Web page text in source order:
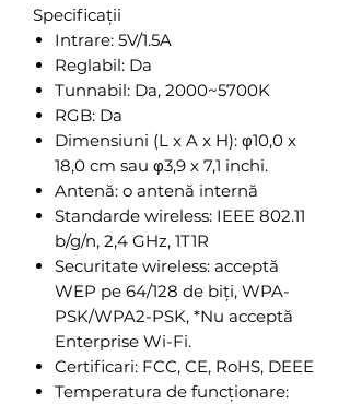
Specificații
Intrare: 5V/1.5A
Reglabil: Da
Tunnabil: Da, 2000~5700K
RGB: Da
Dimensiuni (L x A x H): φ10,0 x
18,0 cm sau φ3,9 x 7,1 inchi.
Antenă: o antenă internă
Standarde wireless: IEEE 802.11
b/g/n, 2,4 GHz, 1T1R
Securitate wireless: acceptă
WEP pe 64/128 de biți, WPA-
PSK/WPA2-PSK, *Nu acceptă
Enterprise Wi-Fi.
Certificari: FCC, CE, RoHS, DEEE
Temperatura de funcționare: